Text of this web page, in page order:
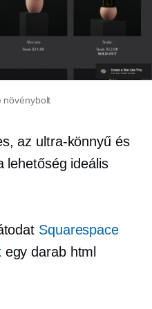
növénybolt
az ultra-könnyűés
lehetőség ideális
Squarespace
egy darab html